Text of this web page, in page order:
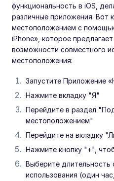
функциональность в iOS,
различные приложения. Вот
местоположением с
iPhone», которое
возможности совместного
местоположения:
Запустите Приложение
Нажмите вкладку "Я"
Перейдите в раздел
местоположением"
Перейдите на вкладку
Нажмите кнопку "+",
Выберите длительность
использования (один